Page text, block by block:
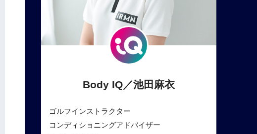
Body IQ／池田麻衣
ゴルフインストラクター
コンディショニングアドバイザー